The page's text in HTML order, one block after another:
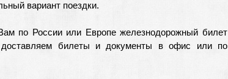
вариант поездки.
по России или Европе железнодорожный билет
билеты и документы в офис или по